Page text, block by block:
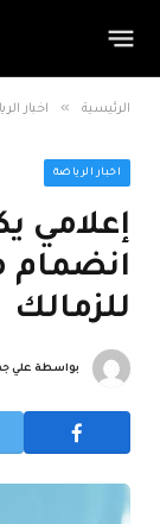
الرئيسية » اخبار
اخبار الرياضة
إعلامي
انضمام
للزمالك
بواسطة علي